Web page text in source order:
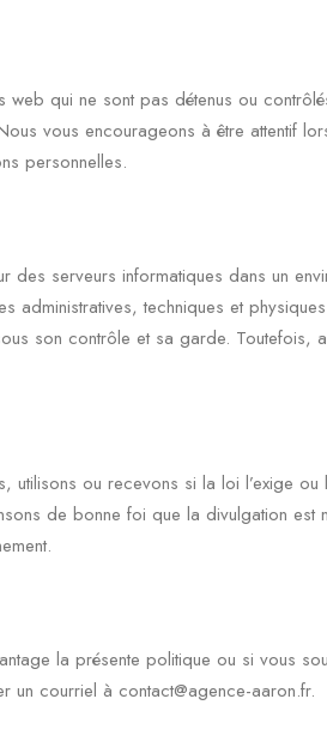
web qui ne sont pas détenus ou
vous encourageons à être attentif
personnelles.
serveurs informatiques dans un
administratives, techniques et
son contrôle et sa garde. Toutefois,
utilisons ou recevons si la loi l’exige
de bonne foi que la divulgation
la présente politique ou si vous
un courriel à contact@agence-aaron.fr.